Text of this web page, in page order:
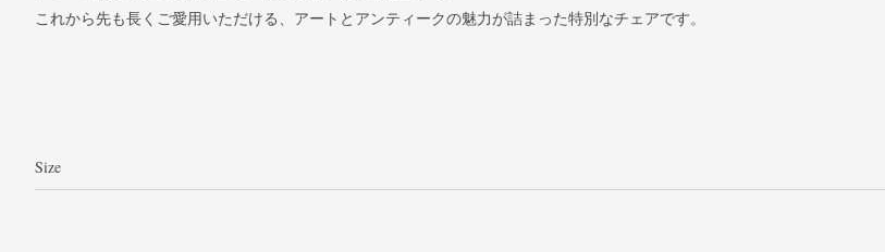
これから先も長くご愛用いただける、アートとアンティークの魅力が詰まった特別なチェアです。
Size